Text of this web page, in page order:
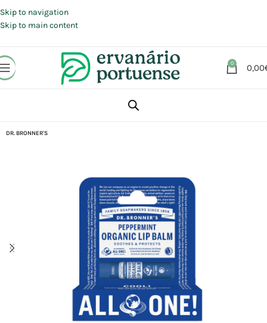
Skip to navigation
Skip to main content
0 0,00
Beleza | Cosmética | Higiene
DR. BRONNER'S